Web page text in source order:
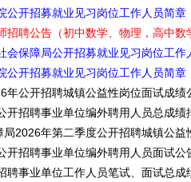
公开招募就业见习岗位工作人员简
招聘公告（初中数学、物理，高中数
会保障局公开招募就业见习岗位工
公开招募就业见习岗位工作人员简
年公开招聘城镇公益性岗位面试成绩
开招聘事业单位编外聘用人员总成
2026年第二季度公开招聘城镇公益
开招聘事业单位编外聘用人员面试公
聘事业单位工作人员笔试、面试总